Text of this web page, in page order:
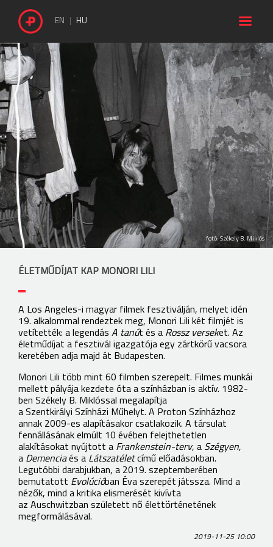
EN HU 
fotó: Székely B. Miklós
ÉLETMŰDÍJAT KAP MONORI LILI
A Los Angeles-i magyar filmek fesztiválján, melyet idén
19. alkalommal rendeztek meg, Monori Lili két filmjét is
vetítették: a legendás A tanút és a Rossz verseket. Az
életműdíjat a fesztivál igazgatója egy zártkörű vacsora
keretében adja majd át Budapesten.
Monori Lili több mint 60 filmben szerepelt. Filmes munkái
mellett pályája kezdete óta a színházban is aktív. 1982-
ben Székely B. Miklóssal megalapítja
a Szentkirályi Színházi Műhelyt. A Proton Színházhoz
annak 2009-es alapításakor csatlakozik. A társulat
fennállásának elmúlt 10 évében felejthetetlen
alakításokat nyújtott a Frankenstein-terv, a Szégyen,
a Demenciaés a Látszatéletcímű előadásokban.
Legutóbbi darabjukban, a 2019. szeptemberében
bemutatott Evolúcióban Éva szerepét játssza. Mind a
nézők, mind a kritika elismerését kivívta
az Auschwitzban született nő élettörténetének
megformálásával.
2019-11-25 10:00